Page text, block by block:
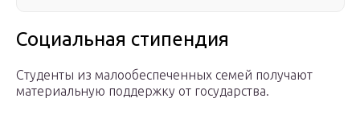
Социальная стипендия
Студенты из малообеспеченных семей получают
материальную поддержку от государства.